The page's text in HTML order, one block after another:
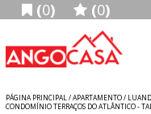
(0) (0)
PÁGINA PRINCIPAL /APARTAMENTO/
CONDOMÍNIO TERRAÇOS DO ATLÂNTICO -